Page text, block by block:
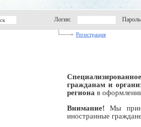
Логин:
Регистрация
гражданам и
региона в
Внимание! Мы
иностранные